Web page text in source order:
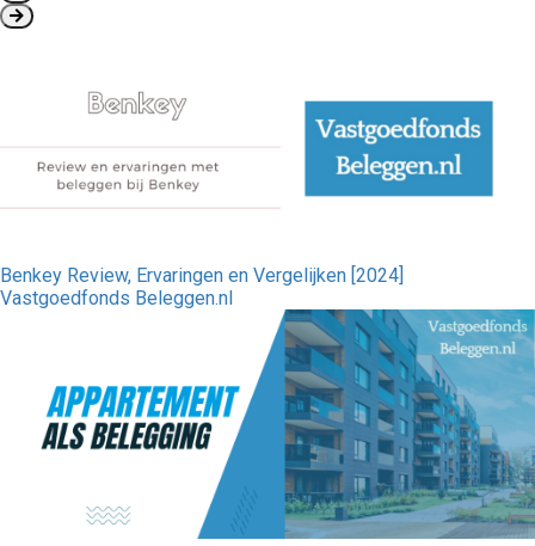
Benkey Review, Ervaringen en Vergelijken [2024]
Vastgoedfonds Beleggen.nl